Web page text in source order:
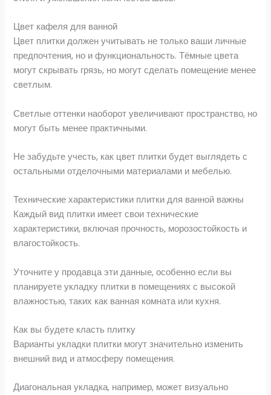
Цвет кафеля для ванной
Цвет плитки должен учитывать не только ваши личные
предпочтения, но и функциональность. Тёмные цвета
могут скрывать грязь, но могут сделать помещение менее
светлым.
Светлые оттенки наоборот увеличивают пространство, но
могут быть менее практичными.
Не забудьте учесть, как цвет плитки будет выглядеть с
остальными отделочными материалами и мебелью.
Технические характеристики плитки для ванной важны
Каждый вид плитки имеет свои технические
характеристики, включая прочность, морозостойкость и
влагостойкость.
Уточните у продавца эти данные, особенно если вы
планируете укладку плитки в помещениях с высокой
влажностью, таких как ванная комната или кухня.
Как вы будете класть плитку
Варианты укладки плитки могут значительно изменить
внешний вид и атмосферу помещения.
Диагональная укладка, например, может визуально